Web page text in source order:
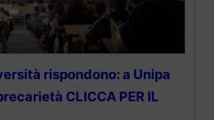
rispondono: a Unipa
CLICCA PER IL